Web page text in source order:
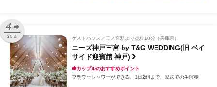
4
36％ ゲストハウス 三ノ宮駅より徒歩10分（兵庫県）
ニーズ神戸三宮 by T&G WEDDING(旧 ベイ
サイド迎賓館 神戸)
カップルのおすすめポイント
フラワーシャワーができる
1日2組まで 挙式での生演奏